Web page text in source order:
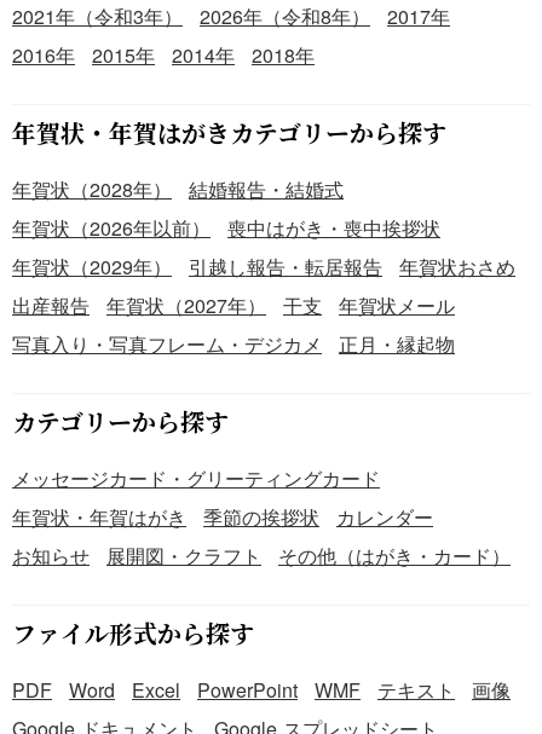
2021年（令和3年）
2026年（令和8年）
2017年
2016年
2015年 2014年 2018年
年賀状・年賀はがきカテゴリーから探す
年賀状（2028年）
結婚報告・結婚式
年賀状（2026年以前）
喪中はがき・喪中挨拶状
年賀状（2029年）
引越し報告・転居報告
年賀状おさめ
出産報告
年賀状（2027年） 干支
年賀状メール
写真入り・写真フレーム・デジカメ
正月・縁起物
カテゴリーから探す
メッセージカード・グリーティングカード
年賀状・年賀はがき
季節の挨拶状
カレンダー
お知らせ
展開図・クラフト その他（はがき・カード）
ファイル形式から探す
PDF Word Excel PowerPoint WMF テキスト
画像
Google ドキュメント
Google スプレッドシート